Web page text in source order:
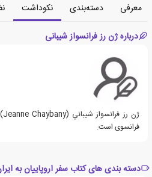
معرفی دسته‌بندی نکوداشت
درباره ژن رز فرانسواز شیبانی
فرانسوی است.
دسته بندی های کتاب سفر اروپاییان به